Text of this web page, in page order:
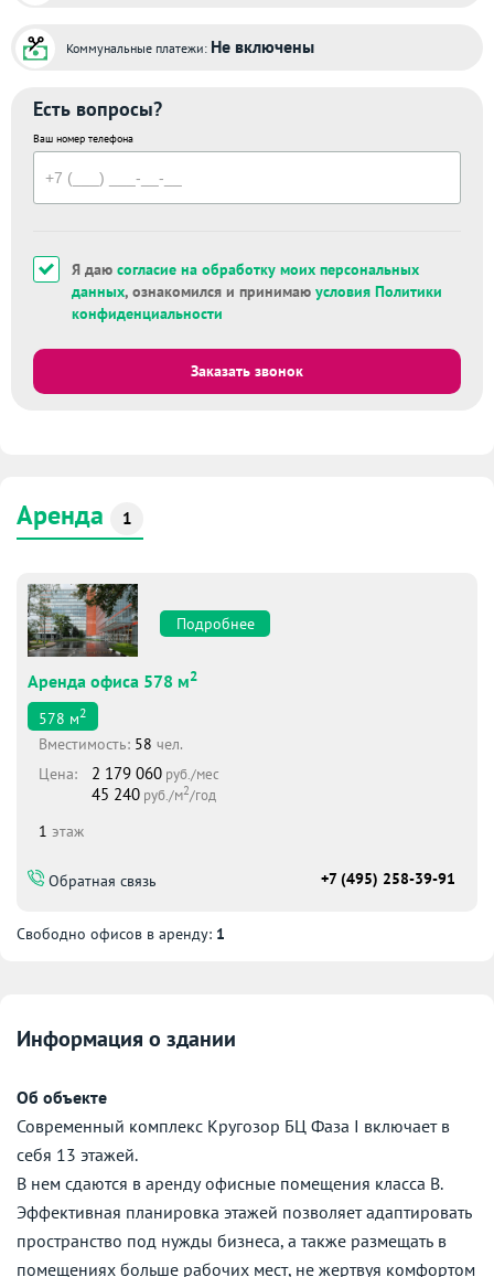
Коммунальные платежи: Не включены
Есть вопросы?
Ваш номер телефона
Я даю согласие на обработку моих персональных
данных, ознакомился и принимаю условия Политики
конфиденциальности
Заказать звонок
Аренда 1
Подробнее
Аренда офиса 578 м2
578 м2
Вместимоcть: 58 чел.
Цена:
2 179 060 руб./мес
45 240 руб./м2/год
1 этаж
Обратная связь +7 (495) 258-39-91
Свободно офисов в аренду: 1
Информация о здании
Об объекте
Современный комплекс Кругозор БЦ Фаза I включает в
себя 13 этажей.
В нем сдаются в аренду офисные помещения класса B.
Эффективная планировка этажей позволяет адаптировать
пространство под нужды бизнеса, а также размещать в
помещениях больше рабочих мест, не жертвуя комфортом